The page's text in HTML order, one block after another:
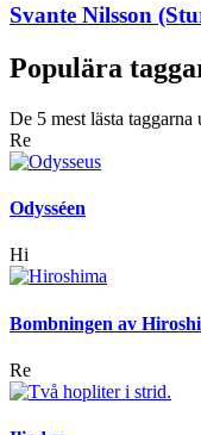
Svante Nilsson
Populära
De 5 mest lästa taggarna
Re
Odysséen
Hi
Bombningen av
Re